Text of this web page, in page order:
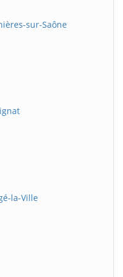
sur-Saône
la-Ville